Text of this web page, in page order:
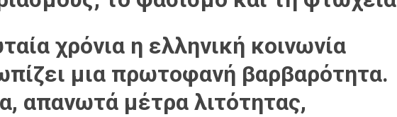
χρόνια η ελληνική κοινωνία
μια πρωτοφανή βαρβαρότητα.
απανωτά μέτρα λιτότητας,